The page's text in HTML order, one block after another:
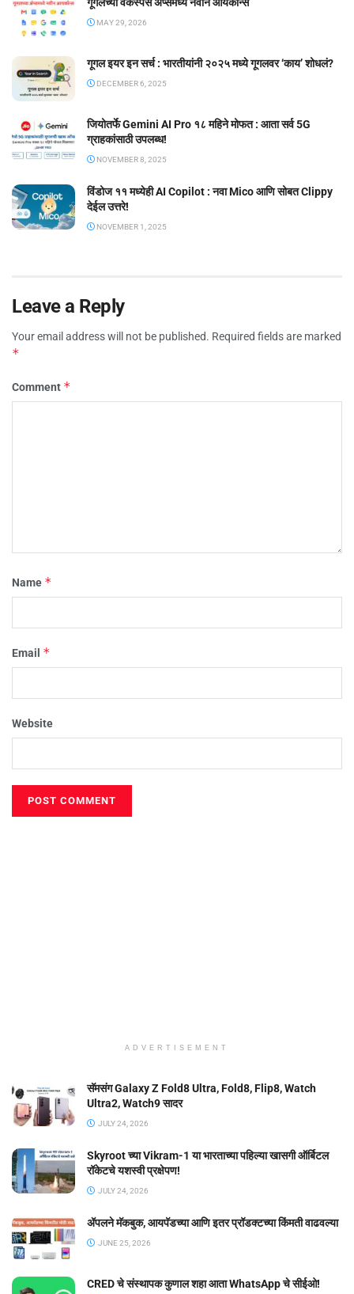
MAY 29, 2026
गूगल इयर इन सर्च : भारतीयांनी २०२५ मध्ये गूगलवर ‘काय’ शोधलं?
DECEMBER 6, 2025
जियोतर्फे Gemini AI Pro १८ महिने मोफत : आता सर्व 5G
ग्राहकांसाठी उपलब्ध!
NOVEMBER 8, 2025
विंडोज ११ मध्येही AI Copilot : नवा Mico आणि सोबत Clippy
देईल उत्तरे!
NOVEMBER 1, 2025
Leave a Reply
Your email address will not be published. Required fields are marked
*
Comment *
Name *
Email *
Website
ADVERTISEMENT
सॅमसंग Galaxy Z Fold8 Ultra, Fold8, Flip8, Watch
Ultra2, Watch9 सादर
JULY 24, 2026
Skyroot च्या Vikram-1 या भारताच्या पहिल्या खासगी ऑर्बिटल
रॉकेटचे यशस्वी प्रक्षेपण!
JULY 24, 2026
ॲपलने मॅकबुक, आयपॅडच्या आणि इतर प्रॉडक्टच्या किंमती वाढवल्या
JUNE 25, 2026
CRED चे संस्थापक कुणाल शहा आता WhatsApp चे सीईओ!